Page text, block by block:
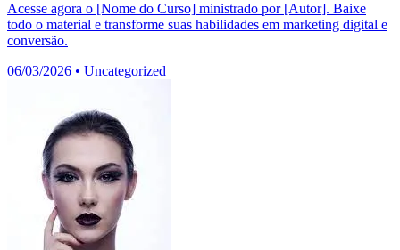
Acesse agora o [Nome do Curso] ministrado por [Autor]. Baixe
todo o material e transforme suas habilidades em marketing digital e
conversão.
06/03/2026 • Uncategorized